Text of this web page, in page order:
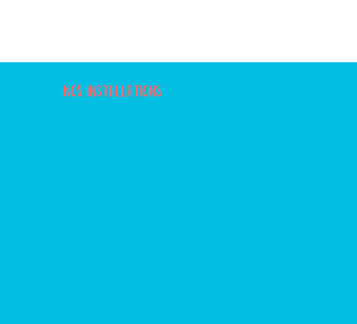
NOS INSTALLATIONS